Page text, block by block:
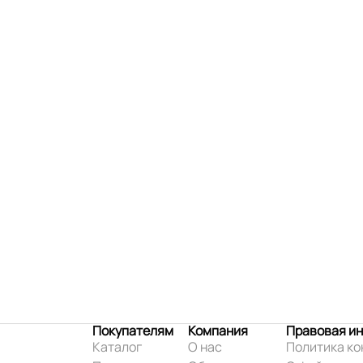
Покупателям
Каталог
Компания
О нас
Правовая
Политика